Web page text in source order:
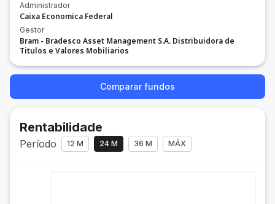
Administrador
Caixa Economica Federal
Gestor
Bram - Bradesco Asset Management S.A. Distribuidora de
Titulos e Valores Mobiliarios
Comparar fundos
Rentabilidade
Período 12 M 24 M 36 M MÁX